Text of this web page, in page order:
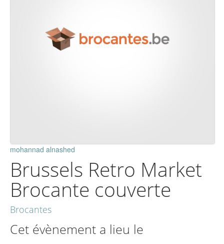
mohannad alnashed
Brussels Retro Market
Brocante couverte
Brocantes
Cet évènement a lieu le